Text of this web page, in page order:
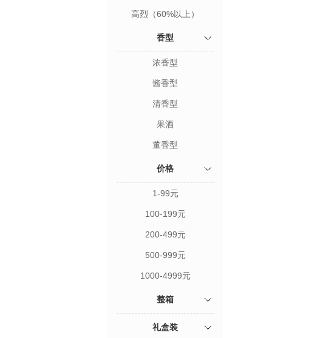
高烈（60%以上）
香型
浓香型
酱香型
清香型
果酒
董香型
价格
1-99元
100-199元
200-499元
500-999元
1000-4999元
整箱
礼盒装